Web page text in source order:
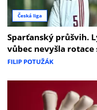
Česká liga
Sparťanský průšvih.
vůbec nevyšla rotace
FILIP POTUŽÁK